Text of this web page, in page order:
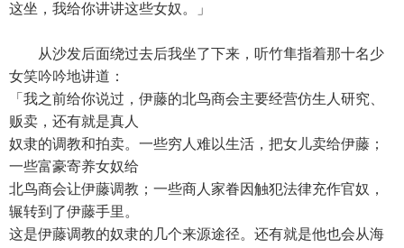
这坐，我给你讲讲这些女奴。」
从沙发后面绕过去后我坐了下来，听竹隼指着那十名少
女笑吟吟地讲道：
「我之前给你说过，伊藤的北鸟商会主要经营仿生人研究、
贩卖，还有就是真人
奴隶的调教和拍卖。一些穷人难以生活，把女儿卖给伊藤；
一些富豪寄养女奴给
北鸟商会让伊藤调教；一些商人家眷因触犯法律充作官奴，
辗转到了伊藤手里。
这是伊藤调教的奴隶的几个来源途径。还有就是他也会从海